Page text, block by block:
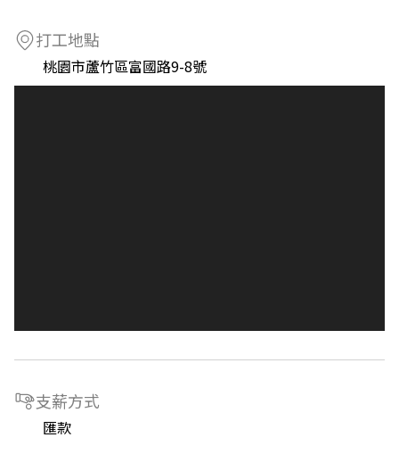
打工地點
桃園市蘆竹區富國路9-8號
支薪方式
匯款